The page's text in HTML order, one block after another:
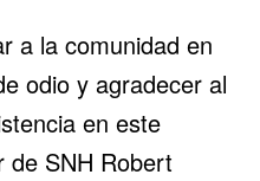
a la comunidad en
odio y agradecer al
en este
de SNH Robert